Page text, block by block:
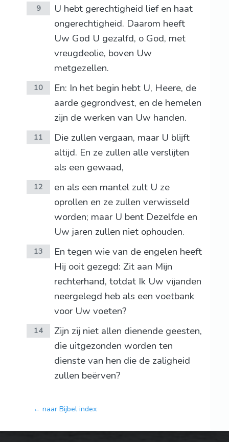
9
U hebt gerechtigheid lief en haat
ongerechtigheid. Daarom heeft
Uw God U gezalfd, o God, met
vreugdeolie, boven Uw
metgezellen.
10
En: In het begin hebt U, Heere, de
aarde gegrondvest, en de hemelen
zijn de werken van Uw handen.
11
Die zullen vergaan, maar U blijft
altijd. En ze zullen alle verslijten
als een gewaad,
12
en als een mantel zult U ze
oprollen en ze zullen verwisseld
worden; maar U bent Dezelfde en
Uw jaren zullen niet ophouden.
13
En tegen wie van de engelen heeft
Hij ooit gezegd: Zit aan Mijn
rechterhand, totdat Ik Uw vijanden
neergelegd heb als een voetbank
voor Uw voeten?
14
Zijn zij niet allen dienende geesten,
die uitgezonden worden ten
dienste van hen die de zaligheid
zullen beërven?
← naar Bijbel index